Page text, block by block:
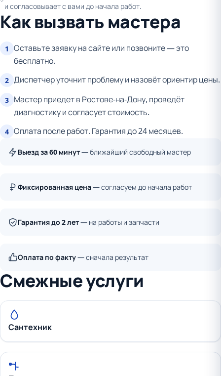
и согласовывает с вами до начала работ.
Как вызвать мастера
1
Оставьте заявку на сайте или позвоните — это
бесплатно.
2 Диспетчер уточнит проблему и назовёт ориентир цены.
3 Мастер приедет в Ростове-на-Дону, проведёт
диагностику и согласует стоимость.
4 Оплата после работ. Гарантия до 24 месяцев.
Выезд за 60 минут— ближайший свободный мастер
Фиксированная цена— согласуем до начала работ
Гарантия до 2 лет— на работы и запчасти
Оплата по факту— сначала результат
Смежные услуги
Сантехник